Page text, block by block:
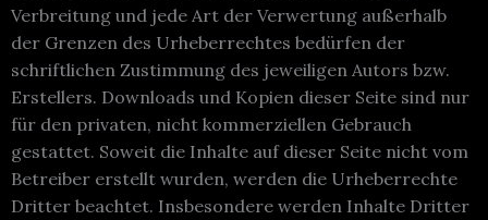
Verbreitung und jede Art der Verwertung außerhalb
der Grenzen des Urheberrechtes bedürfen der
schriftlichen Zustimmung des jeweiligen Autors bzw.
Erstellers. Downloads und Kopien dieser Seite sind nur
für den privaten, nicht kommerziellen Gebrauch
gestattet. Soweit die Inhalte auf dieser Seite nicht vom
Betreiber erstellt wurden, werden die Urheberrechte
Dritter beachtet. Insbesondere werden Inhalte Dritter